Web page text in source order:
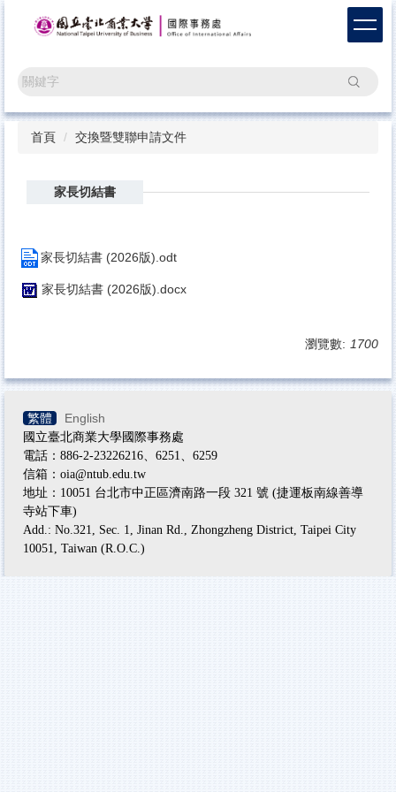
區
搜尋
首頁 交換暨雙聯申請文件
家長切結書
家長切結書 (2026版).odt
家長切結書 (2026版).docx
瀏覽數: 1700
繁體 English
國立臺北商業大學國際事務處
電話：886-2-23226216、6251、6259
信箱：oia@ntub.edu.tw
地址：10051 台北市中正區濟南路一段 321 號 (捷運板南線善導
寺站下車)
Add.: No.321, Sec. 1, Jinan Rd., Zhongzheng District, Taipei City
10051, Taiwan (R.O.C.)